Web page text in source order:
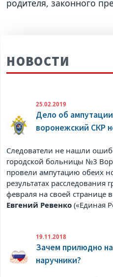
родителя, законного
НОВОСТИ
25.02.2019
Дело об
воронежский СКР
Следователи не нашли
городской больницы №3
провели ампутацию обеих
результатах расследования
февраля на своей странице в
Евгений Ревенко(«Единая
19.11.2018
Зачем прилюдно
наручники?